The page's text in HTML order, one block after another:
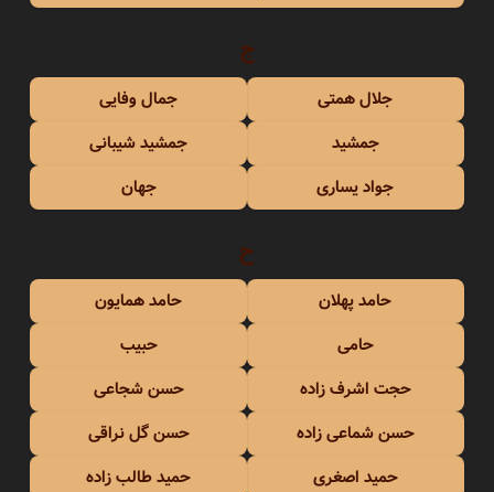
ج
جلال همتی
جمال وفایی
جمشید
جمشید شیبانی
جواد یساری
جهان
ح
حامد پهلان
حامد همایون
حامی
حبیب
حجت اشرف زاده
حسن شجاعی
حسن شماعی زاده
حسن گل نراقی
حمید اصغری
حمید طالب زاده